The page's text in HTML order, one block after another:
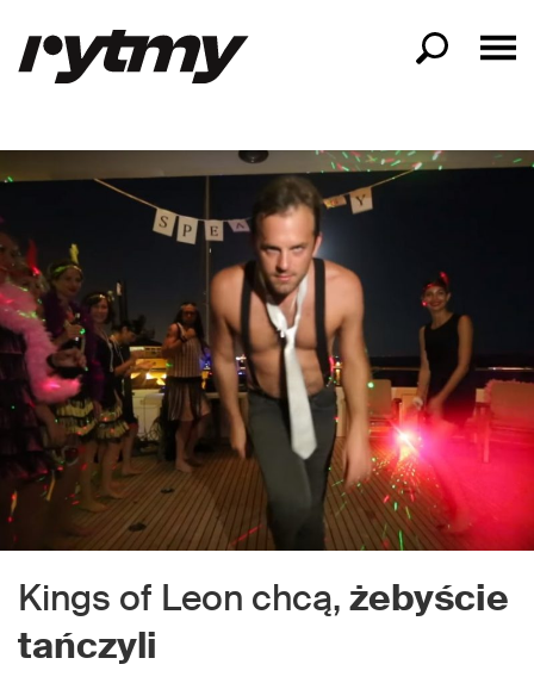
Kings of Leon chcą, żebyście
tańczyli